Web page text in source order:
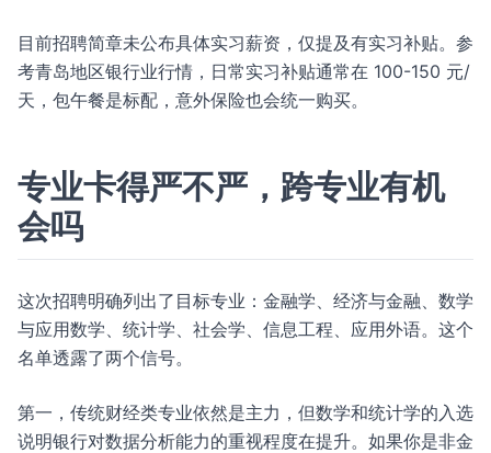
目前招聘简章未公布具体实习薪资，仅提及有实习补贴。参
考青岛地区银行业行情，日常实习补贴通常在 100-150 元/
天，包午餐是标配，意外保险也会统一购买。
专业卡得严不严，跨专业有机
会吗
这次招聘明确列出了目标专业：金融学、经济与金融、数学
与应用数学、统计学、社会学、信息工程、应用外语。这个
名单透露了两个信号。
第一，传统财经类专业依然是主力，但数学和统计学的入选
说明银行对数据分析能力的重视程度在提升。如果你是非金